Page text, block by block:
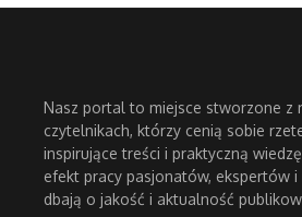
Nasz portal to miejsce stworzone z
czytelnikach, którzy cenią sobie
inspirujące treści i praktyczną
efekt pracy pasjonatów, ekspertów
dbają o jakość i aktualność